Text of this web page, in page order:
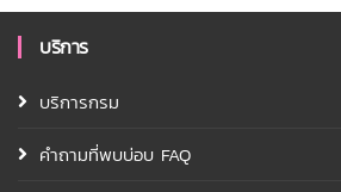
บริการ
บริการกรม
คำถามที่พบบ่อบ FAQ